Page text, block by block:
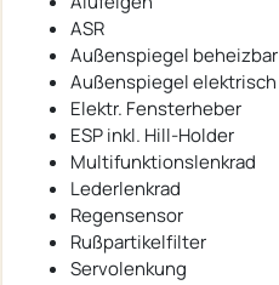
ASR
Außenspiegel beheizbar
Außenspiegel elektrisch
Elektr. Fensterheber
ESP inkl. Hill-Holder
Multifunktionslenkrad
Lederlenkrad
Regensensor
Rußpartikelfilter
Servolenkung